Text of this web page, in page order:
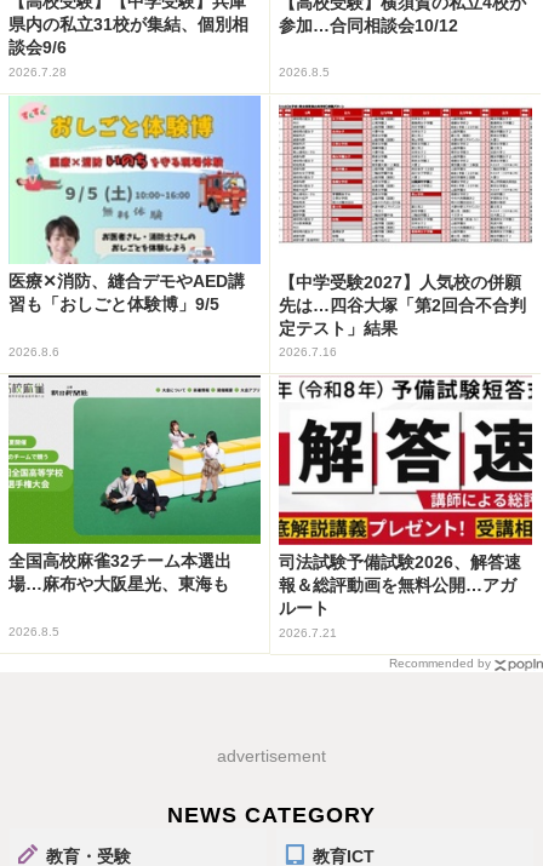
県内の私立31校が集結、個別相
談会9/6
2026.7.28
参加…合同相談会10/12
2026.8.5
医療✕消防、縫合デモやAED講
習も「おしごと体験博」9/5
2026.8.6
【中学受験2027】人気校の併願
先は…四谷大塚「第2回合不合判
定テスト」結果
2026.7.16
全国高校麻雀32チーム本選出
場…麻布や大阪星光、東海も
2026.8.5
司法試験予備試験2026、解答速
報＆総評動画を無料公開…アガ
ルート
2026.7.21
Recommended by
advertisement
NEWS CATEGORY
教育・受験 教育ICT